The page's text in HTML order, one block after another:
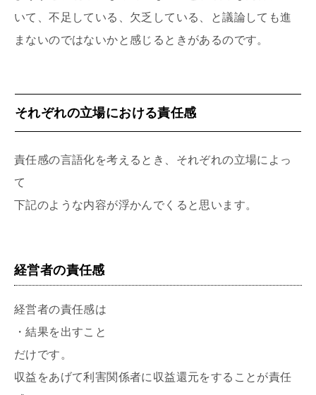
いて、不足している、欠乏している、と議論しても進
まないのではないかと感じるときがあるのです。
それぞれの立場における責任感
責任感の言語化を考えるとき、それぞれの立場によっ
て
下記のような内容が浮かんでくると思います。
経営者の責任感
経営者の責任感は
・結果を出すこと
だけです。
収益をあげて利害関係者に収益還元をすることが責任